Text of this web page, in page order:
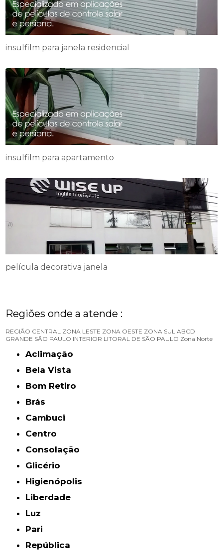
insulfilm para janela residencial
insulfilm para apartamento
película decorativa janela
Regiões onde a atende :
REGIÃO CENTRAL ZONA LESTE ZONA OESTE ZONA SUL ABCD
GRANDE SÃO PAULO INTERIOR LITORAL DE SÃO PAULO Zona Norte
Aclimação
Bela Vista
Bom Retiro
Brás
Cambuci
Centro
Consolação
Glicério
Higienópolis
Liberdade
Luz
Pari
República